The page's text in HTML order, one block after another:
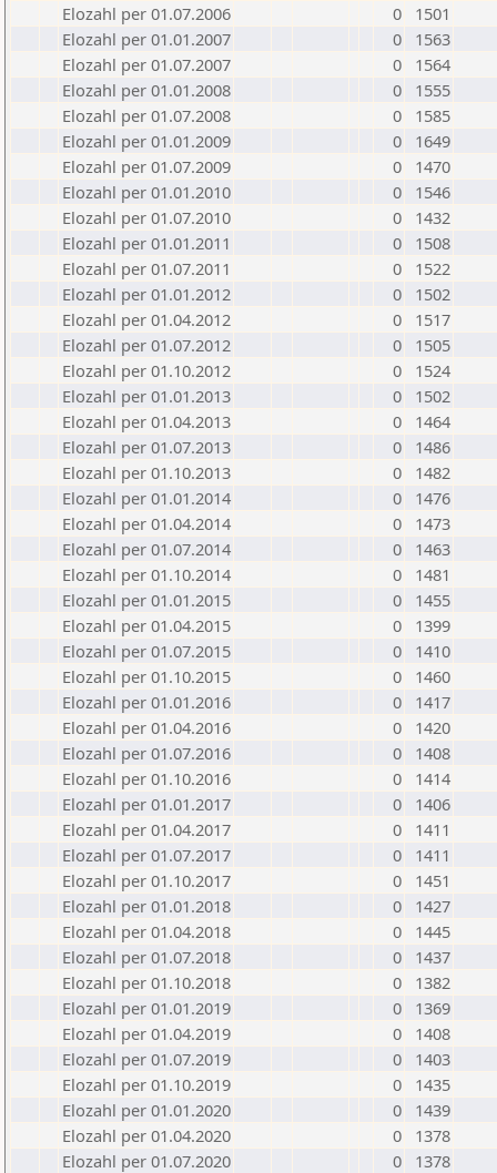
Elozahl per 01.07.2006
0
1501
Elozahl per 01.01.2007
0
1563
Elozahl per 01.07.2007
0
1564
Elozahl per 01.01.2008
0
1555
Elozahl per 01.07.2008
0
1585
Elozahl per 01.01.2009
0
1649
Elozahl per 01.07.2009
0
1470
Elozahl per 01.01.2010
0
1546
Elozahl per 01.07.2010
0
1432
Elozahl per 01.01.2011
0
1508
Elozahl per 01.07.2011
0
1522
Elozahl per 01.01.2012
0
1502
Elozahl per 01.04.2012
0
1517
Elozahl per 01.07.2012
0
1505
Elozahl per 01.10.2012
0
1524
Elozahl per 01.01.2013
0
1502
Elozahl per 01.04.2013
0
1464
Elozahl per 01.07.2013
0
1486
Elozahl per 01.10.2013
0
1482
Elozahl per 01.01.2014
0
1476
Elozahl per 01.04.2014
0
1473
Elozahl per 01.07.2014
0
1463
Elozahl per 01.10.2014
0
1481
Elozahl per 01.01.2015
0
1455
Elozahl per 01.04.2015
0
1399
Elozahl per 01.07.2015
0
1410
Elozahl per 01.10.2015
0
1460
Elozahl per 01.01.2016
0
1417
Elozahl per 01.04.2016
0
1420
Elozahl per 01.07.2016
0
1408
Elozahl per 01.10.2016
0
1414
Elozahl per 01.01.2017
0
1406
Elozahl per 01.04.2017
0
1411
Elozahl per 01.07.2017
0
1411
Elozahl per 01.10.2017
0
1451
Elozahl per 01.01.2018
0
1427
Elozahl per 01.04.2018
0
1445
Elozahl per 01.07.2018
0
1437
Elozahl per 01.10.2018
0
1382
Elozahl per 01.01.2019
0
1369
Elozahl per 01.04.2019
0
1408
Elozahl per 01.07.2019
0
1403
Elozahl per 01.10.2019
0
1435
Elozahl per 01.01.2020
0
1439
Elozahl per 01.04.2020
0
1378
Elozahl per 01.07.2020
0
1378